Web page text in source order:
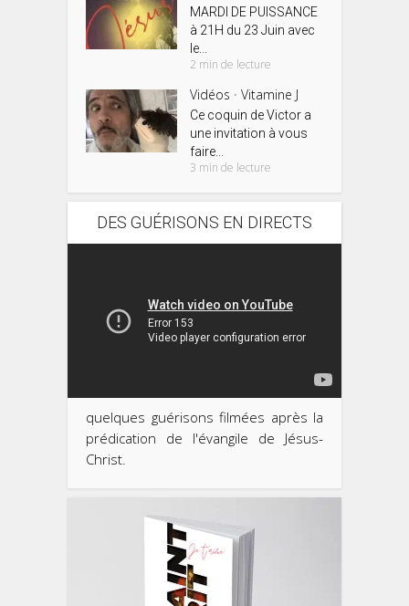
MARDI DE PUISSANCE
à 21H du 23 Juin avec
le...
2 min de lecture
Vidéos • Vitamine J
Ce coquin de Victor a
une invitation à vous
faire...
3 min de lecture
DES GUÉRISONS EN DIRECTS
quelques guérisons filmées après la
prédication de l'évangile de Jésus-
Christ.